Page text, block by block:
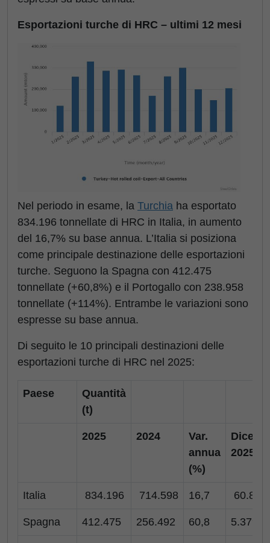
Esportazioni turche di HRC – ultimi 12 mesi
Nel periodo in esame, la Turchia ha esportato
834.196 tonnellate di HRC in Italia, in aumento
del 16,7% su base annua. L’Italia si posiziona
come principale destinazione delle esportazioni
turche. Seguono la Spagna con 412.475
tonnellate (+60,8%) e il Portogallo con 238.958
tonnellate (+114%). Entrambe le variazioni sono
espresse su base annua.
Di seguito le 10 principali destinazioni delle
esportazioni turche di HRC nel 2025:
Paese
Quantità
(t)
2025 2024
Var.
annua
(%)
2025
Italia 834.196 714.598 16,7 60.884
Spagna 412.475 256.492 60,8 5.379